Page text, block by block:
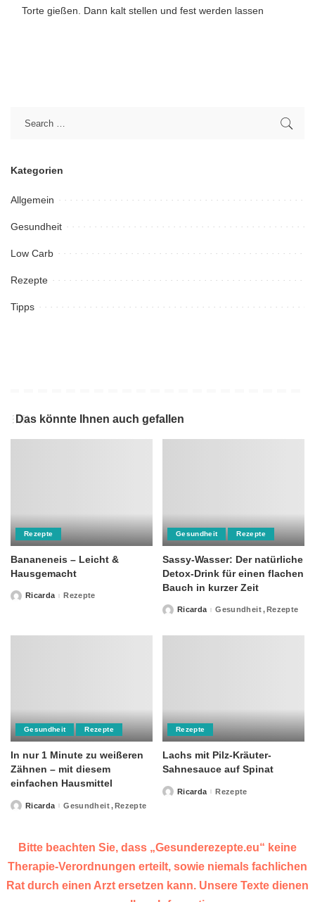
Torte gießen. Dann kalt stellen und fest werden lassen
Kategorien
Allgemein
Gesundheit
Low Carb
Rezepte
Tipps
Das könnte Ihnen auch gefallen
Rezepte
Bananeneis – Leicht &
Hausgemacht
PostedRicarda Rezepte
Gesundheit Rezepte
Sassy-Wasser: Der natürliche
Detox-Drink für einen flachen
Bauch in kurzer Zeit
PostedRicarda Gesundheit Rezepte
Gesundheit Rezepte
In nur 1 Minute zu weißeren
Zähnen – mit diesem
einfachen Hausmittel
PostedRicarda Gesundheit Rezepte
Rezepte
Lachs mit Pilz-Kräuter-
Sahnesauce auf Spinat
PostedRicarda Rezepte
Bitte beachten Sie, dass „Gesunderezepte.eu“ keine
Therapie-Verordnungen erteilt, sowie niemals fachlichen
Rat durch einen Arzt ersetzen kann. Unsere Texte dienen